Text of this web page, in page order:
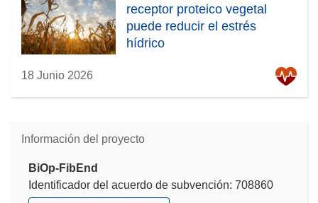
receptor proteico vegetal
puede reducir el estrés
hídrico
18 Junio 2026
Información del proyecto
BiOp-FibEnd
Identificador del acuerdo de subvención: 708860